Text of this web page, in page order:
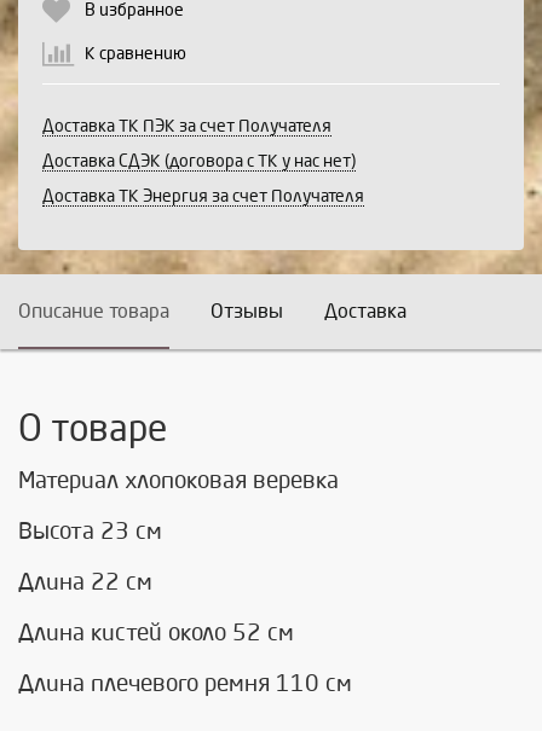
В избранное
К сравнению
Доставка ТК ПЭК за счет Получателя
Доставка СДЭК (договора с ТК у нас нет)
Доставка ТК Энергия за счет Получателя
Описание товара Отзывы Доставка
О товаре
Материал хлопоковая веревка
Высота 23 см
Длина 22 см
Длина кистей около 52 см
Длина плечевого ремня 110 см